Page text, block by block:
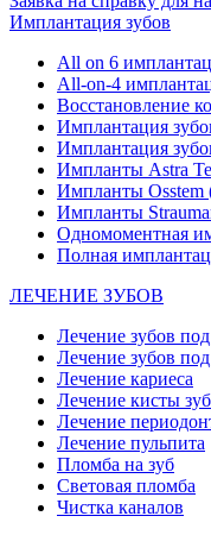
Имплантация зубов
All on 6
All-on-4
Восстановление
Имплантация
Имплантация
Импланты Astra
Импланты Osstem
Импланты
Одномоментная
Полная
ЛЕЧЕНИЕ ЗУБОВ
Лечение зубов
Лечение зубов
Лечение кариеса
Лечение кисты
Лечение
Лечение пульпита
Пломба на зуб
Световая пломба
Чистка каналов